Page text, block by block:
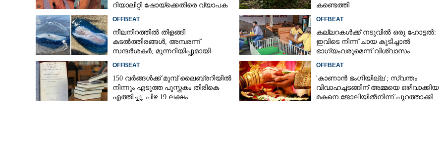
റിയാലിറ്റി ഷോയ്‌ക്കെതിരെ വ്യാപക
കണ്ടെത്തി
OFFBEAT
നീലനിറത്തിൽ തിളങ്ങി
കടൽത്തീരങ്ങൾ, അമ്പരന്ന്
സന്ദർശകർ; മുന്നറിയിപ്പുമായി
OFFBEAT
കല്ലറകൾക്ക് നടുവിൽ ഒരു ഹോട്ടൽ:
ഇവിടെ നിന്ന് ചായ കുടിച്ചാൽ
ഭാഗ്യംവരുമെന്ന് വിശ്വാസം
OFFBEAT
150 വർങ്ങൾക്ക് മുമ്പ് ലൈബ്രറിയിൽ
നിന്നും എടുത്ത പുസ്തകം തിരികെ
എത്തിച്ചു,​ പിഴ 19 ലക്ഷം
OFFBEAT
'കാണാൻ ഭംഗിയില്ല'; സ്വന്തം
വിവാഹച്ചടങ്ങിന് അമ്മയെ ഒഴിവാക്കിയ
മകനെ ജോലിയിൽനിന്ന് പുറത്താക്കി